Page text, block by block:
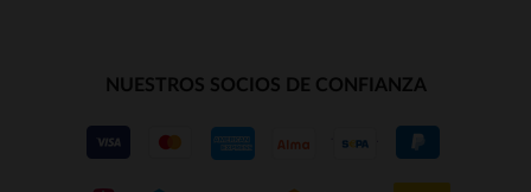
NUESTROS SOCIOS DE CONFIANZA